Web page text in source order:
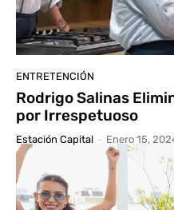
ENTRETENCIÓN
Rodrigo Salinas
por Irrespetuoso
Estación Capital - Enero 15,